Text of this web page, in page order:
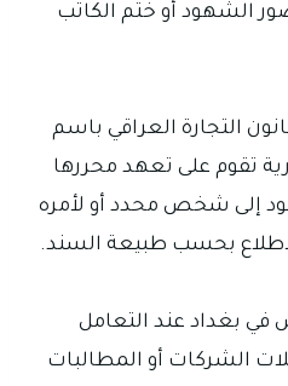
الشهود أو ختم الكاتب
التجارة العراقي باسم
تقوم على تعهد محررها
إلى شخص محدد أو لأمره
بحسب طبيعة السند.
بغداد عند التعامل
الشركات أو المطالبات